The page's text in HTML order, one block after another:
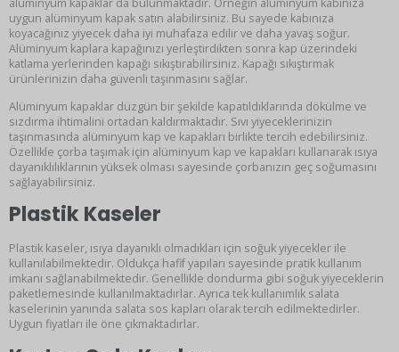
alüminyum kapaklar da bulunmaktadır. Örneğin alüminyum kabınıza
uygun alüminyum kapak satın alabilirsiniz. Bu sayede kabınıza
koyacağınız yiyecek daha iyi muhafaza edilir ve daha yavaş soğur.
Alüminyum kaplara kapağınızı yerleştirdikten sonra kap üzerindeki
katlama yerlerinden kapağı sıkıştırabilirsiniz. Kapağı sıkıştırmak
ürünlerinizin daha güvenli taşınmasını sağlar.
Alüminyum kapaklar düzgün bir şekilde kapatıldıklarında dökülme ve
sızdırma ihtimalini ortadan kaldırmaktadır. Sıvı yiyeceklerinizin
taşınmasında alüminyum kap ve kapakları birlikte tercih edebilirsiniz.
Özellikle çorba taşımak için alüminyum kap ve kapakları kullanarak ısıya
dayanıklılıklarının yüksek olması sayesinde çorbanızın geç soğumasını
sağlayabilirsiniz.
Plastik Kaseler
Plastik kaseler, ısıya dayanıklı olmadıkları için soğuk yiyecekler ile
kullanılabilmektedir. Oldukça hafif yapıları sayesinde pratik kullanım
imkanı sağlanabilmektedir. Genellikle dondurma gibi soğuk yiyeceklerin
paketlemesinde kullanılmaktadırlar. Ayrıca tek kullanımlık salata
kaselerinin yanında salata sos kapları olarak tercih edilmektedirler.
Uygun fiyatları ile öne çıkmaktadırlar.